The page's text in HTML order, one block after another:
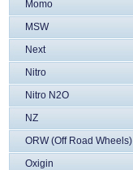
Momo
MSW
Next
Nitro
Nitro N2O
NZ
ORW (Off Road Wheels)
Oxigin